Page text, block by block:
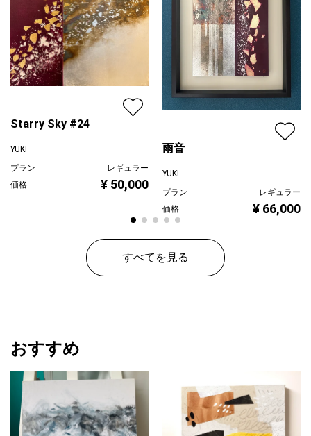
Starry Sky #24
YUKI
プラン
レギュラー
価格
¥ 50,000
雨音
YUKI
プラン
レギュラー
価格
¥ 66,000
すべてを見る
おすすめ